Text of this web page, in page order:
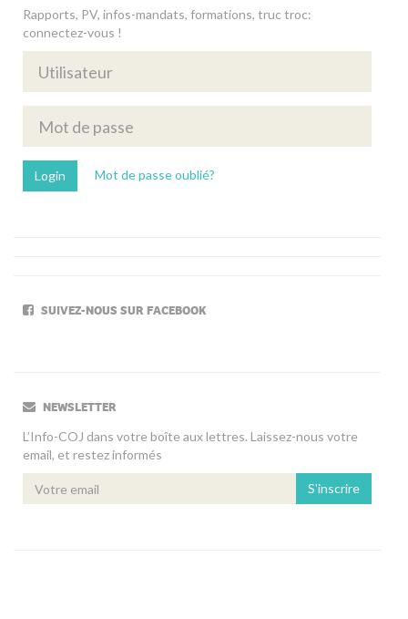
Rapports, PV, infos-mandats, formations, truc troc:
connectez-vous !
Mot de passe oublié?
SUIVEZ-NOUS SUR FACEBOOK
NEWSLETTER
L’Info-COJ dans votre boîte aux lettres. Laissez-nous votre
email, et restez informés
S'inscrire